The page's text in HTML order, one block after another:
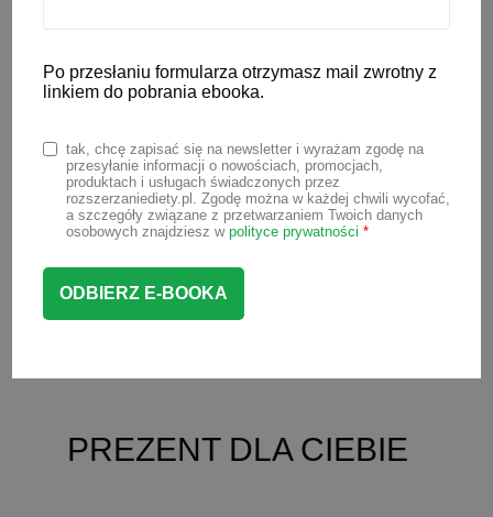
drożdżowe bez cukru, czy innych
słodzideł. Takie bułeczki bananowe
czasie rozszerzania diety w ramach np.
podwieczorku. Świetnie się sprawdzą
jako przekąska na wynos, na spacerze,
PREZENT DLA CIEBIE
Po przesłaniu formularza otrzymasz mail zwrotny z
linkiem do pobrania ebooka.
tak, chcę zapisać się na newsletter i wyrażam zgodę na
przesyłanie informacji o nowościach, promocjach,
produktach i usługach świadczonych przez
rozszerzaniediety.pl. Zgodę można w każdej chwili wycofać,
a szczegóły związane z przetwarzaniem Twoich danych
osobowych znajdziesz w polityce prywatności *